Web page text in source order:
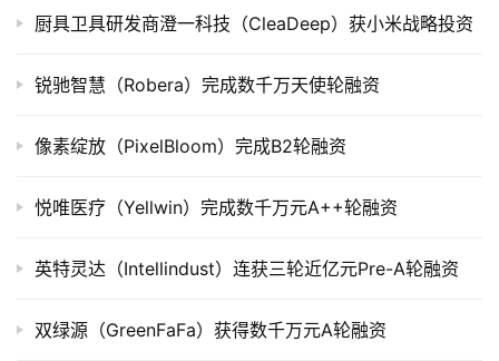
创
数
据
创
学
厨具卫具研发商澄一科技（CleaDeep）获小米战略投资
锐驰智慧（Robera）完成数千万天使轮融资
像素绽放（PixelBloom）完成B2轮融资
悦唯医疗（Yellwin）完成数千万元A++轮融资
英特灵达（Intellindust）连获三轮近亿元Pre-A轮融资
双绿源（GreenFaFa）获得数千万元A轮融资